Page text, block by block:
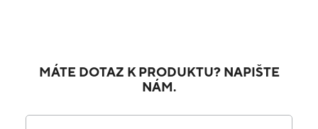
MÁTE DOTAZ K PRODUKTU? NAPIŠTE
NÁM.